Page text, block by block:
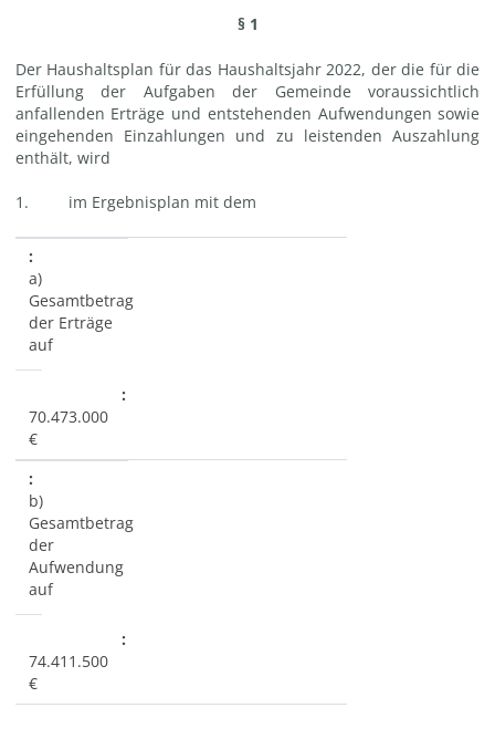
§ 1
Der Haushaltsplan für das Haushaltsjahr 2022, der die für die
Erfüllung der Aufgaben der Gemeinde voraussichtlich
anfallenden Erträge und entstehenden Aufwendungen sowie
eingehenden Einzahlungen und zu leistenden Auszahlung
enthält, wird
1. im Ergebnisplan mit dem
a)
Gesamtbetrag
der Erträge
auf
70.473.000
€
b)
Gesamtbetrag
der
Aufwendung
auf
74.411.500
€